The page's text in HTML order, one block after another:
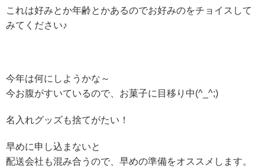
これは好みとか年齢とかあるのでお好みのをチョイスして
みてください♪
今年は何にしようかな～
今お腹がすいているので、お菓子に目移り中(^_^;)
名入れグッズも捨てがたい！
早めに申し込まないと
配送会社も混み合うので、早めの準備をオススメします。